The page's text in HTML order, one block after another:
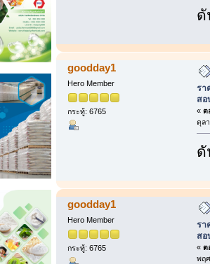
ดั
goodday1
Hero Member
กระทู้: 6765
รา
สอ
« ต
ตุล
ดั
goodday1
Hero Member
กระทู้: 6765
รา
สอ
« ต
พฤ